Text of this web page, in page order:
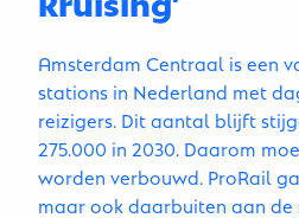
Amsterdam Centraal is een
stations in Nederland met
reizigers. Dit aantal blijft
275.000 in 2030. Daarom
worden verbouwd. ProRail
maar ook daarbuiten aan de